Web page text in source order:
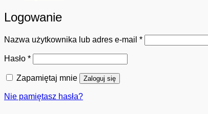
Logowanie
Nazwa użytkownika lub adres e-mail *Wymagane
Hasło *Wymagane
Zapamiętaj mnie Zaloguj się
Nie pamiętasz hasła?